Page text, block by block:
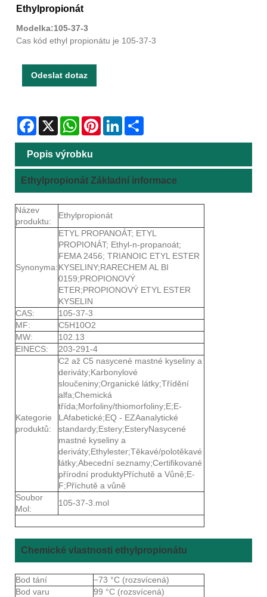
Ethylpropionát
Modelka:105-37-3
Cas kód ethyl propionátu je 105-37-3
Odeslat dotaz
Facebook
X WhatsAppPinterestLinkedIn
Popis výrobku
Ethylpropionát Základní informace
Název
produktu:
Ethylpropionát
Synonyma:
ETYL PROPANOÁT; ETYL
PROPIONÁT; Ethyl-n-propanoát;
FEMA 2456; TRIANOIC ETYL ESTER
KYSELINY;RARECHEM AL BI
0159;PROPIONOVÝ
ETER;PROPIONOVÝ ETYL ESTER
KYSELIN
CAS:
105-37-3
MF:
C5H10O2
MW:
102.13
EINECS:
203-291-4
Kategorie
produktů:
C2 až C5 nasycené mastné kyseliny a
deriváty;Karbonylové
sloučeniny;Organické látky;Třídění
alfa;Chemická
třída;Morfoliny/thiomorfoliny;E;E-
LAfabetické;EQ - EZAanalytické
standardy;Estery;EsteryNasycené
mastné kyseliny a
deriváty;Ethylester;Těkavé/polotěkavé
látky;Abecední seznamy;Certifikované
přírodní produktyPříchutě a Vůně;E-
F;Příchutě a vůně
Soubor
Mol:
105-37-3.mol
Chemické vlastnosti ethylpropionátu
Bod tání
−73 °C (rozsvícená)
Bod varu
99 °C (rozsvícená)